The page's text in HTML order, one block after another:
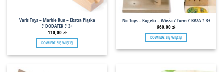
Varis Toys – Marble Run – Ekstra Piątka
? DODATEK ? 3+
110,00 zł
DOWIEDZ SIĘ WIĘCEJ
Nic Toys – Kugelix – Wieża / Turm ? BAZA ? 3+
660,00 zł
DOWIEDZ SIĘ WIĘCEJ